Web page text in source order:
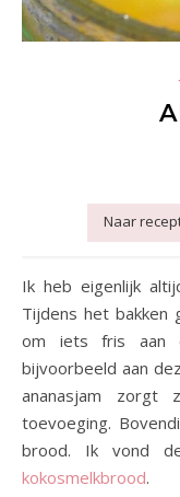
Naar
Ik heb eigenlijk altijd wel een zelfgemaakte jam in huis.
Tijdens het bakken
om iets fris aan
bijvoorbeeld aan
ananasjam
toevoeging.
brood. Ik vond
kokosmelkbrood.